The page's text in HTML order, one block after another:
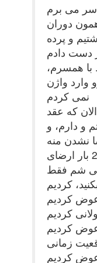
دوران
و پرده
دست دادم
با همسرم،
وارد واژن
نمی کردم
که عقد
و دارم، و
نشدن منه
شاید از هر 10 بار رابطمون، من 2 بار ارضای
شم فقط
کردیم
کردیم
کردیم
کردیم
زمانی
کردیم